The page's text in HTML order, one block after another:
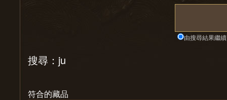
由搜尋結果繼續
搜尋：ju
符合的藏品